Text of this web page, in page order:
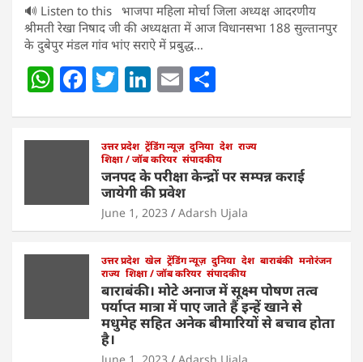
🔊 Listen to this भाजपा महिला मोर्चा जिला अध्यक्ष आदरणीय
श्रीमती रेखा निषाद जी की अध्यक्षता में आज विधानसभा 188 सुल्तानपुर
के दुबेपुर मंडल गांव भांए सराऐ में प्रबुद्ध…
W
at
p
p
F
c
b
o
o
k
T
er
Li
e
dI
n
E
l e
उत्तर प्रदेश ट्रेंडिंग न्यूज़ दुनिया देश राज्य
शिक्षा / जॉब करियर संपादकीय
जनपद के परीक्षा केन्द्रों पर सम्पन्न कराई
जायेगी की प्रवेश
June 1, 2023 Adarsh Ujala
उत्तर प्रदेश खेल ट्रेंडिंग न्यूज़ दुनिया देश बाराबंकी मनोरंजन
राज्य शिक्षा / जॉब करियर संपादकीय
बाराबंकी। मोटे अनाज में सूक्ष्म पोषण तत्व
पर्याप्त मात्रा में पाए जाते हैं इन्हें खाने से
मधुमेह सहित अनेक बीमारियों से बचाव होता
है।